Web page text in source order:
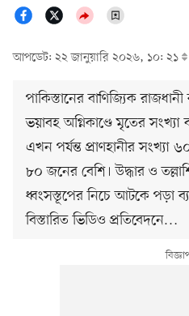
আপডেট: ২২ জানুয়ারি ২০২৬, ১০: ২১
পাকিস্তানের বাণিজ্যিক
ভয়াবহ অগ্নিকাণ্ডে মৃতের
এখন পর্যন্ত প্রাণহানীর
৮০ জনের বেশি। উদ্ধার ও
ধ্বংসস্তূপের নিচে আটকে পড়া
বিস্তারিত ভিডিও প্রতিবেদনে…